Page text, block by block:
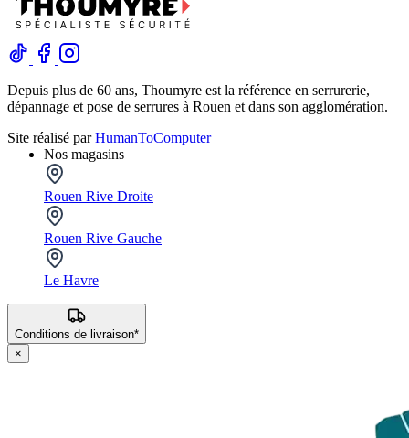
Depuis plus de 60 ans, Thoumyre est la référence en serrurerie,
dépannage et pose de serrures à Rouen et dans son agglomération.
Site réalisé parHumanToComputer
Nos magasins
Rouen Rive Droite
Rouen Rive Gauche
Le Havre
Conditions de livraison*
×